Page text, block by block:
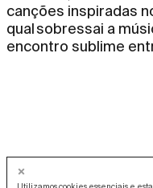
canções inspiradas
qual sobressai a
encontro sublime